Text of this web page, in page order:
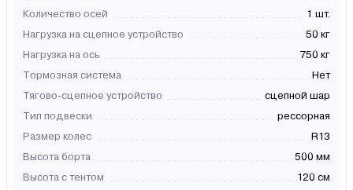
Количество осей
1 шт.
Нагрузка на сцепное устройство
50 кг
Нагрузка на ось
750 кг
Тормозная система
Нет
Тягово-сцепное устройство
сцепной шар
Тип подвески
рессорная
Размер колес
R13
Высота борта
500 мм
Высота с тентом
120 см